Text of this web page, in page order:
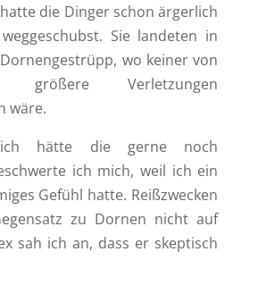
die Dinger schon ärgerlich
Sie landeten in
wo keiner von
Verletzungen
wäre.
hätte die gerne noch
ich mich, weil ich ein
Gefühl hatte. Reißzwecken
zu Dornen nicht auf
sah ich an, dass er skeptisch